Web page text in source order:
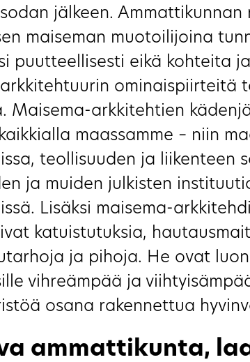
jälkeen. Ammattikunnan
maiseman muotoilijoina
puutteellisesti eikä kohteita
ominaispiirteitä
Maisema-arkkitehtien
maassamme – niin
teollisuuden ja liikenteen
ja muiden julkisten
Lisäksi maisema-
katuistutuksia,
ja pihoja. He ovat
vihreämpää ja
osana rakennettua
ammattikunta,